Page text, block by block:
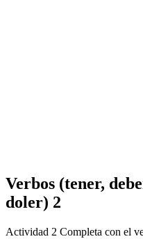
Verbos (tener,
doler) 2
Actividad 2 Completa con el